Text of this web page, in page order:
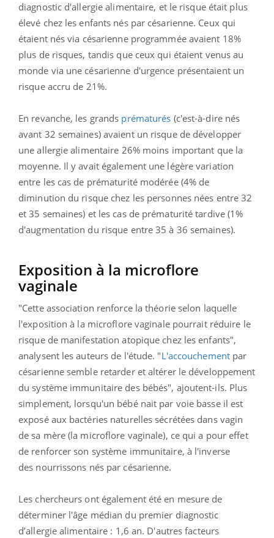
diagnostic d'allergie alimentaire, et le risque était plus
élevé chez les enfants nés par césarienne. Ceux qui
étaient nés via césarienne programmée avaient 18%
plus de risques, tandis que ceux qui étaient venus au
monde via une césarienne d'urgence présentaient un
risque accru de 21%.
En revanche, les grands prématurés (c'est-à-dire nés
avant 32 semaines) avaient un risque de développer
une allergie alimentaire 26% moins important que la
moyenne. Il y avait également une légère variation
entre les cas de prématurité modérée (4% de
diminution du risque chez les personnes nées entre 32
et 35 semaines) et les cas de prématurité tardive (1%
d'augmentation du risque entre 35 à 36 semaines).
Exposition à la microflore
vaginale
"Cette association renforce la théorie selon laquelle
l'exposition à la microflore vaginale pourrait réduire le
risque de manifestation atopique chez les enfants",
analysent les auteurs de l'étude. "L'accouchementpar
césarienne semble retarder et altérer le développement
du système immunitaire des bébés", ajoutent-ils. Plus
simplement, lorsqu'un bébé nait par voie basse il est
exposé aux bactéries naturelles sécrétées dans vagin
de sa mère (la microflore vaginale), ce qui a pour effet
de renforcer son système immunitaire, à l'inverse
des nourrissons nés par césarienne.
Les chercheurs ont également été en mesure de
déterminer l'âge médian du premier diagnostic
d’allergie alimentaire : 1,6 an. D'autres facteurs